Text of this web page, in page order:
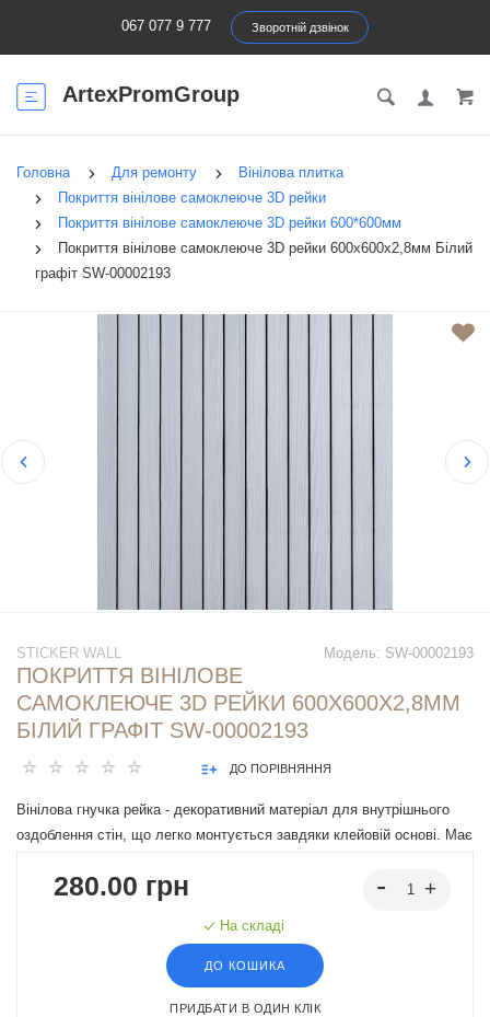
067 077 9 777 Зворотній дзвінок
ArtexPromGroup
Головна Для ремонту
Вінілова плитка
Покриття вінілове самоклеюче 3D рейки
Покриття вінілове самоклеюче 3D рейки 600*600мм
Покриття вінілове самоклеюче 3D рейки 600х600х2,8мм Білий
графіт SW-00002193
Модель: SW-00002193
STICKER WALL
ПОКРИТТЯ ВІНІЛОВЕ
САМОКЛЕЮЧЕ 3D РЕЙКИ 600Х600Х2,8ММ
БІЛИЙ ГРАФІТ SW-00002193
ДО ПОРІВНЯННЯ
Вінілова гнучка рейка - декоративний матеріал для внутрішнього
оздоблення стін, що легко монтується завдяки клейовій основі. Має
інтер'єрні рішення.
280.00 грн
На складі
ДО КОШИКА
ПРИДБАТИ В ОДИН КЛІК